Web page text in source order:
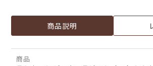
商品説明
商品